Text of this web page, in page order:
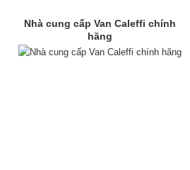
Nhà cung cấp Van Caleffi chính
hãng